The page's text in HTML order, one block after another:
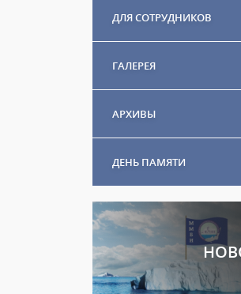
ДЛЯ СОТРУДНИКОВ
ГАЛЕРЕЯ
АРХИВЫ
ДЕНЬ ПАМЯТИ